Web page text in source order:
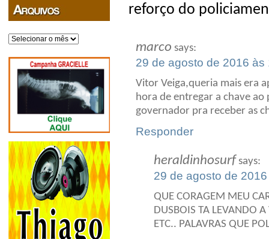
Arquivos
reforço do
marco says:
29 de agosto de 2016 às
Vitor Veiga,queria mais era
hora de entregar a chave
governador pra receber as
Responder
heraldinhosurf says:
29 de agosto de
QUE CORAGEM MEU
DUSBOIS TA LEVANDO
ETC.. PALAVRAS QUE